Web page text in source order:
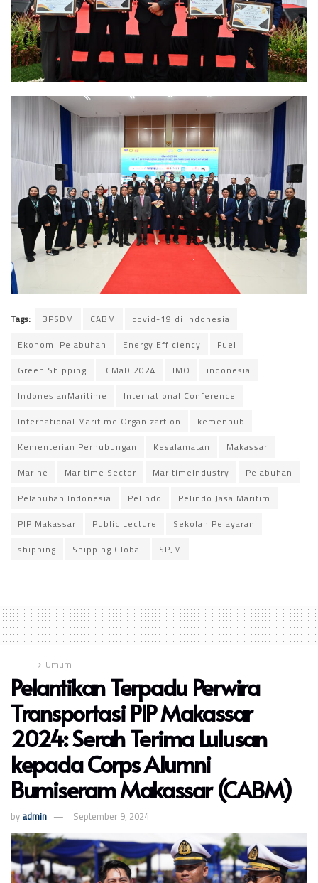
Tags: BPSDM CABM
covid-19 di indonesia
Ekonomi Pelabuhan
Energy Efficiency
Fuel
Green Shipping
ICMaD 2024 IMO
indonesia
IndonesianMaritime
International Conference
International Maritime Organizartion
kemenhub
Kementerian Perhubungan
Kesalamatan
Makassar
Marine
Maritime Sector MaritimeIndustry
Pelabuhan
Pelabuhan Indonesia
Pelindo
Pelindo Jasa Maritim
PIP Makassar
Public Lecture
Sekolah Pelayaran
shipping
Shipping Global SPJM
Umum
Pelantikan Terpadu Perwira
Transportasi PIP Makassar
2024: Serah Terima Lulusan
kepada Corps Alumni
Bumiseram Makassar (CABM)
byadmin September 9, 2024